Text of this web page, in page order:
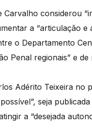
Carvalho considerou
a “articulação
o Departamento
Penal regionais” e
Adérito Teixeira no
seja
a “desejada